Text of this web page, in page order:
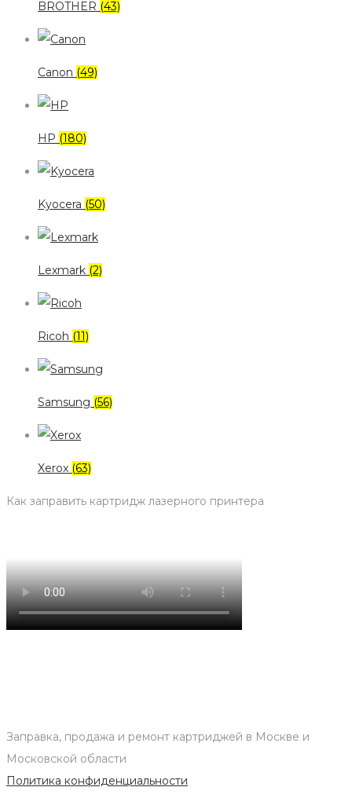
BROTHER (43)
Canon (49)
HP (180)
Kyocera (50)
Lexmark (2)
Ricoh (11)
Samsung (56)
Xerox (63)
Как заправить картридж лазерного принтера
Заправка, продажа и ремонт картриджей в Москве и
Московской области
Политика конфиденциальности